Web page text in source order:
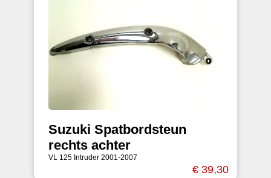
Suzuki Spatbordsteun
rechts achter
VL 125 Intruder 2001-2007
€ 39,30